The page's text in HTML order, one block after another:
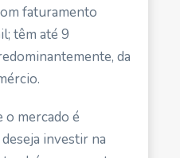
faturamento
têm até 9
da
o mercado é
investir na